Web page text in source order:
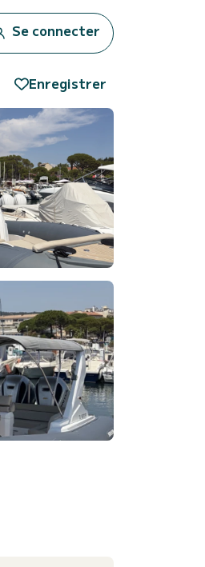
Se connecter
Enregistrer